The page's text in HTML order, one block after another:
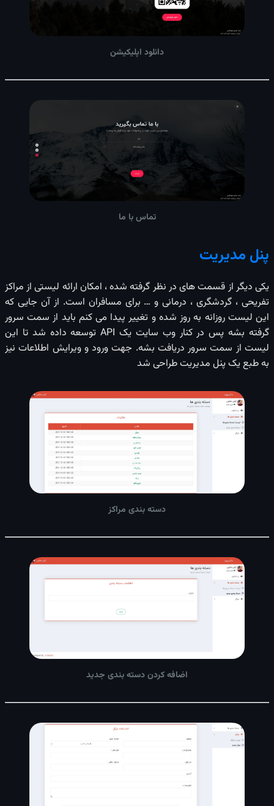
دانلود اپلیکیشن
تماس با ما
پنل مدیریت
یکی دیگر از قسمت های در نظر گرفته شده ، امکان ارائه لیستی از مراکز
تفریحی ، گردشگری ، درمانی و … برای مسافران است. از آن جایی که
این لیست روزانه به روز شده و تغییر پیدا می کنم باید از سمت سرور
گرفته بشه پس در کنار وب سایت یک API توسعه داده شد تا این
لیست از سمت سرور دریافت بشه. جهت ورود و ویرایش اطلاعات نیز
به طبع یک پنل مدیریت طراحی شد
دسته بندی مراکز
اضافه کردن دسته بندی جدید